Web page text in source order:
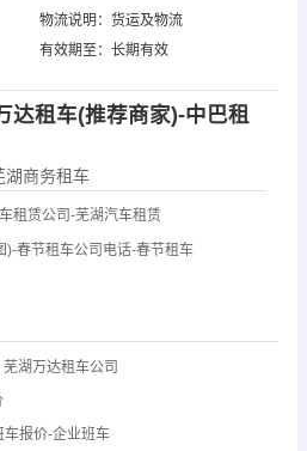
物流说明：货运及物流
有效期至：长期有效
达租车(推荐商家)-中巴租
湖商务租车
租赁公司-芜湖汽车租赁
)-春节租车公司电话-春节租车
湖万达租车公司
报价-企业班车